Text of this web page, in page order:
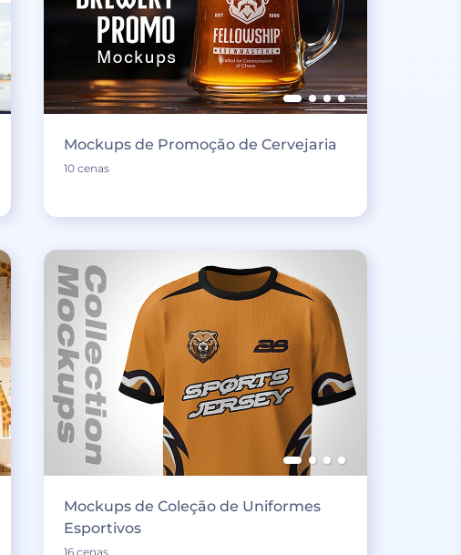
Mockups de Promoção de Cervejaria
10 cenas
Mockups de Coleção de Uniformes
Esportivos
16 cenas